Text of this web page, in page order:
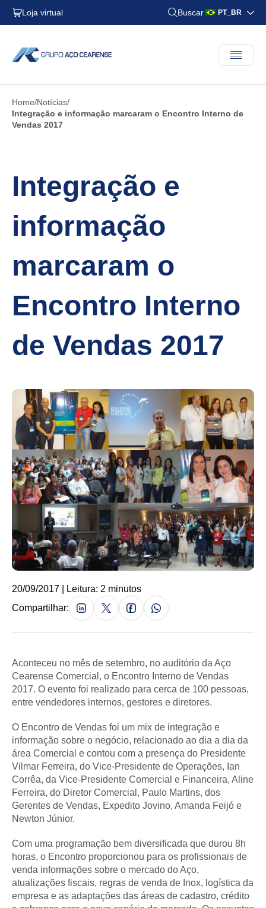
Loja virtual Buscar PT_BR
Home Notícias
Integração e informação marcaram o Encontro Interno de
Vendas 2017
Integração e
informação
marcaram o
Encontro Interno
de Vendas 2017
20/09/2017 | Leitura: 2 minutos
Compartilhar:
Aconteceu no mês de setembro, no auditório da Aço
Cearense Comercial, o Encontro Interno de Vendas
2017. O evento foi realizado para cerca de 100 pessoas,
entre vendedores internos, gestores e diretores.
O Encontro de Vendas foi um mix de integração e
informação sobre o negócio, relacionado ao dia a dia da
área Comercial e contou com a presença do Presidente
Vilmar Ferreira, do Vice-Presidente de Operações, Ian
Corrêa, da Vice-Presidente Comercial e Financeira, Aline
Ferreira, do Diretor Comercial, Paulo Martins, dos
Gerentes de Vendas, Expedito Jovino, Amanda Feijó e
Newton Júnior.
Com uma programação bem diversificada que durou 8h
horas, o Encontro proporcionou para os profissionais de
venda informações sobre o mercado do Aço,
atualizações fiscais, regras de venda de Inox, logística da
empresa e as adaptações das áreas de cadastro, crédito